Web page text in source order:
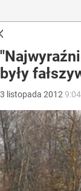
były
3 listopada 2012 9:04